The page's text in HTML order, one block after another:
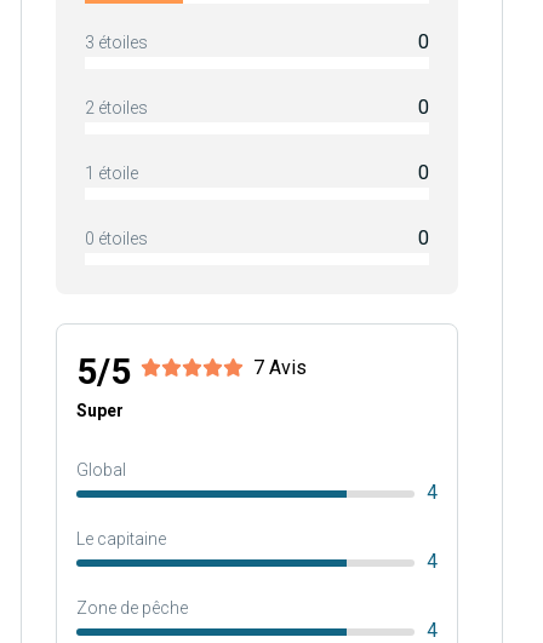
3 étoiles 0
2 étoiles 0
1 étoile 0
0 étoiles 0
5/5 7 Avis
Super
Global
4
Le capitaine
4
Zone de pêche
4